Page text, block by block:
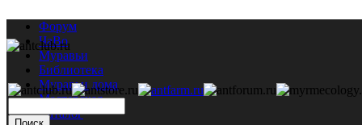
Форум
ЧаВо
Муравьи
Библиотека
Муравьи дома
Мастерская
Каталог